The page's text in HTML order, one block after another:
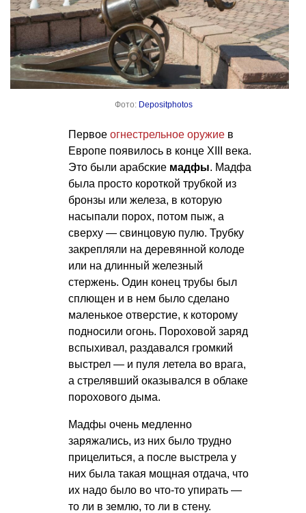
Фото: Depositphotos
Первое огнестрельное оружие в
Европе появилось в конце XIII века.
Это были арабские мадфы. Мадфа
была просто короткой трубкой из
бронзы или железа, в которую
насыпали порох, потом пыж, а
сверху — свинцовую пулю. Трубку
закрепляли на деревянной колоде
или на длинный железный
стержень. Один конец трубы был
сплющен и в нем было сделано
маленькое отверстие, к которому
подносили огонь. Пороховой заряд
вспыхивал, раздавался громкий
выстрел — и пуля летела во врага,
а стрелявший оказывался в облаке
порохового дыма.
Мадфы очень медленно
заряжались, из них было трудно
прицелиться, а после выстрела у
них была такая мощная отдача, что
их надо было во что-то упирать —
то ли в землю, то ли в стену.